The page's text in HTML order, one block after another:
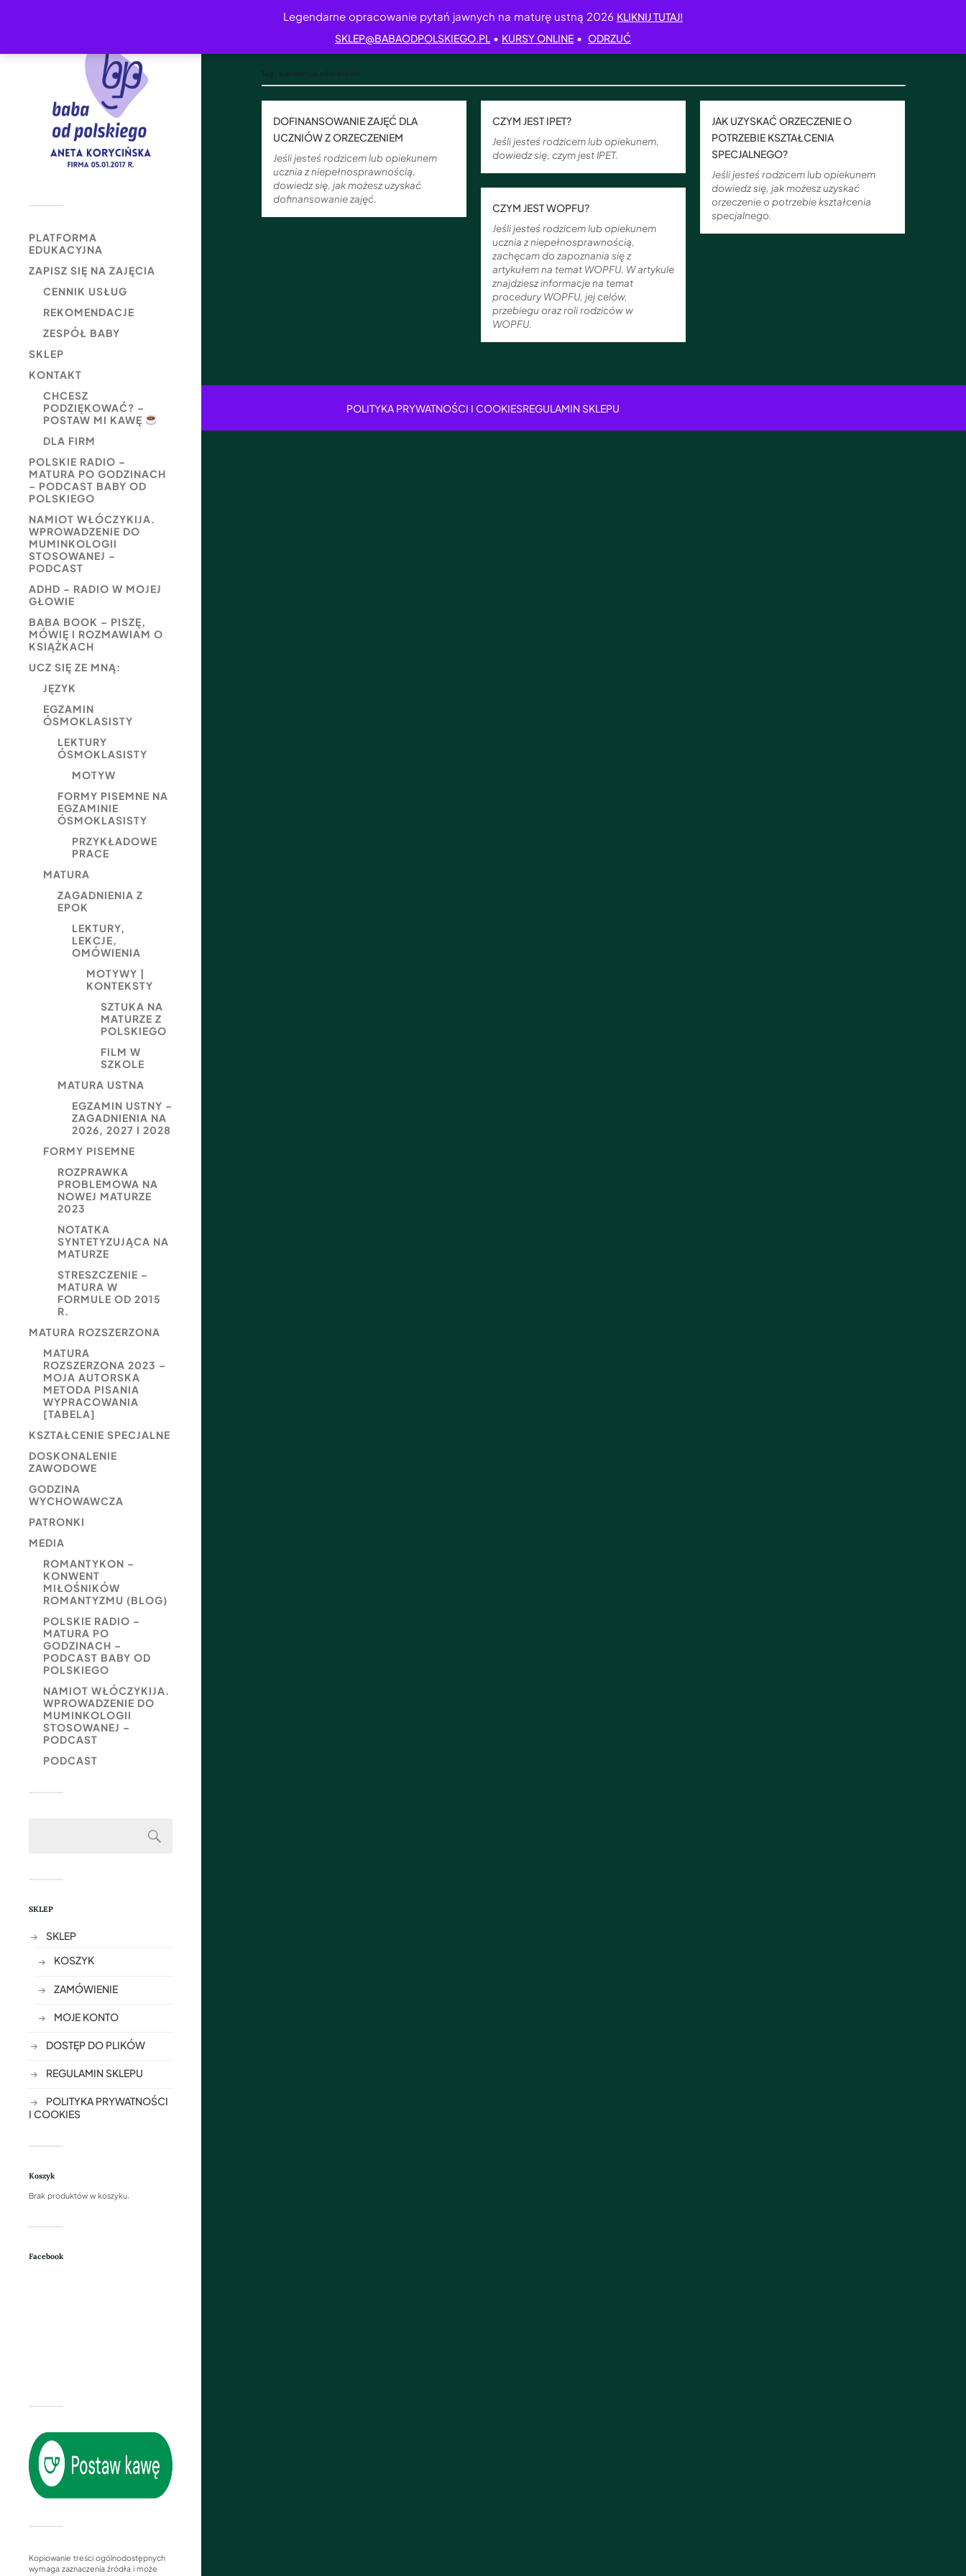
Legendarne opracowanie pytań jawnych na maturę ustną 2026 KLIKNIJ TUTAJ!
SKLEP@BABAODPOLSKIEGO.PL • KURSY ONLINE • ODRZUĆ
PLATFORMA
EDUKACYJNA
ZAPISZ SIĘ NA ZAJĘCIA
CENNIK USŁUG
REKOMENDACJE
ZESPÓŁ BABY
SKLEP
KONTAKT
CHCESZ
PODZIĘKOWAĆ? –
POSTAW MI KAWĘ
DLA FIRM
POLSKIE RADIO –
MATURA PO GODZINACH
– PODCAST BABY OD
POLSKIEGO
NAMIOT WŁÓCZYKIJA.
WPROWADZENIE DO
MUMINKOLOGII
STOSOWANEJ –
PODCAST
ADHD – RADIO W MOJEJ
GŁOWIE
BABA BOOK – PISZĘ,
MÓWIĘ I ROZMAWIAM O
KSIĄŻKACH
UCZ SIĘ ZE MNĄ:
JĘZYK
EGZAMIN
ÓSMOKLASISTY
LEKTURY
ÓSMOKLASISTY
MOTYW
FORMY PISEMNE NA
EGZAMINIE
ÓSMOKLASISTY
PRZYKŁADOWE
PRACE
MATURA
ZAGADNIENIA Z
EPOK
LEKTURY,
LEKCJE,
OMÓWIENIA
MOTYWY |
KONTEKSTY
SZTUKA NA
MATURZE Z
POLSKIEGO
FILM W
SZKOLE
MATURA USTNA
EGZAMIN USTNY –
ZAGADNIENIA NA
2026, 2027 I 2028
FORMY PISEMNE
ROZPRAWKA
PROBLEMOWA NA
NOWEJ MATURZE
2023
NOTATKA
SYNTETYZUJĄCA NA
MATURZE
STRESZCZENIE –
MATURA W
FORMULE OD 2015
R.
MATURA ROZSZERZONA
MATURA
ROZSZERZONA 2023 –
MOJA AUTORSKA
METODA PISANIA
WYPRACOWANIA
[TABELA]
KSZTAŁCENIE SPECJALNE
DOSKONALENIE
ZAWODOWE
GODZINA
WYCHOWAWCZA
PATRONKI
MEDIA
ROMANTYKON –
KONWENT
MIŁOŚNIKÓW
ROMANTYZMU (BLOG)
POLSKIE RADIO –
MATURA PO
GODZINACH –
PODCAST BABY OD
POLSKIEGO
NAMIOT WŁÓCZYKIJA.
WPROWADZENIE DO
MUMINKOLOGII
STOSOWANEJ –
PODCAST
PODCAST
SKLEP
SKLEP
KOSZYK
ZAMÓWIENIE
MOJE KONTO
DOSTĘP DO PLIKÓW
REGULAMIN SKLEPU
POLITYKA PRYWATNOŚCI
I COOKIES
Koszyk
Brak produktów w koszyku.
Facebook
Kopiowanie treści ogólnodostępnych
wymaga zaznaczenia źródła i może
DOFINANSOWANIE ZAJĘĆ DLA
UCZNIÓW Z ORZECZENIEM
Jeśli jesteś rodzicem lub opiekunem
ucznia z niepełnosprawnością,
dowiedz się, jak możesz uzyskać
dofinansowanie zajęć.
CZYM JEST IPET?
Jeśli jesteś rodzicem lub opiekunem,
dowiedz się, czym jest IPET.
JAK UZYSKAĆ ORZECZENIE O
POTRZEBIE KSZTAŁCENIA
SPECJALNEGO?
Jeśli jesteś rodzicem lub opiekunem
dowiedz się, jak możesz uzyskać
orzeczenie o potrzebie kształcenia
specjalnego.
CZYM JEST WOPFU?
Jeśli jesteś rodzicem lub opiekunem
ucznia z niepełnosprawnością,
zachęcam do zapoznania się z
artykułem na temat WOPFU. W artykule
znajdziesz informacje na temat
procedury WOPFU, jej celów,
przebiegu oraz roli rodziców w
WOPFU.
POLITYKA PRYWATNOŚCI I COOKIESREGULAMIN SKLEPU